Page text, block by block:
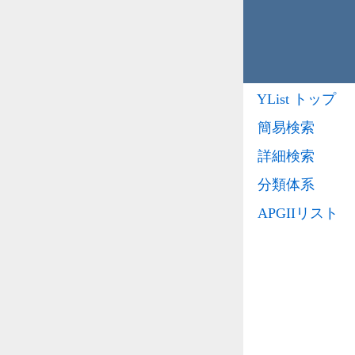
YList トップ
簡易検索
詳細検索
分類体系
APGIIリスト